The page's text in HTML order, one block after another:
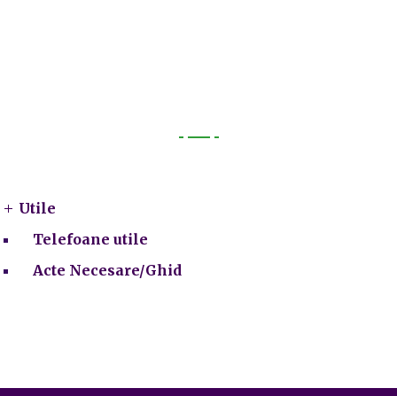
Utile
Telefoane utile
Acte Necesare/Ghid